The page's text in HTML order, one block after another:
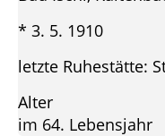
* 3. 5.
letzte Ruhestätte:
Alter
im 64. Lebensjahr